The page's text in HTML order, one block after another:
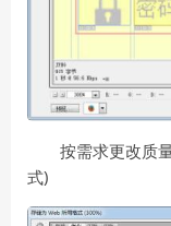
按需求更改质
式)